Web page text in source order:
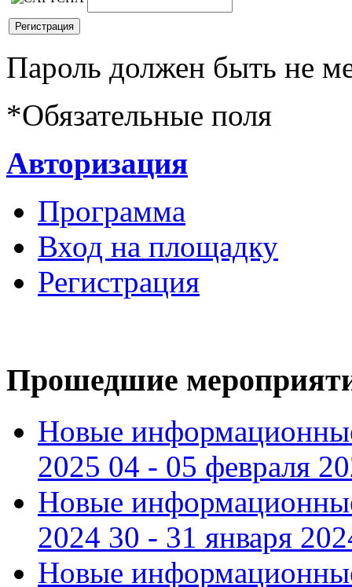
Пароль должен быть не
*Обязательные поля
Авторизация
Программа
Вход на площадку
Регистрация
Прошедшие
Новые
2025 04 - 05 февраля
Новые
2024 30 - 31 января
Новые